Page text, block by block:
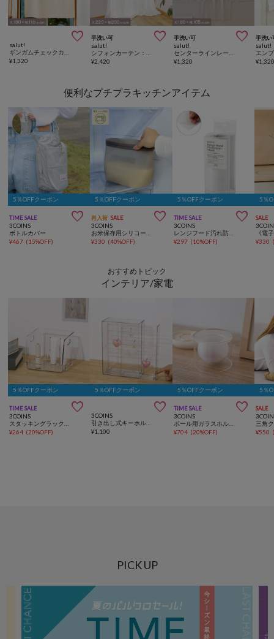

salut!
¥1,320
手洗い可 
salut!
¥2,420
手洗い可 
salut!
¥1,320
手洗い
salut!
¥
便利なプチプラキッチンアイテム
5％OFFクーポン
TIME SALE 
3COINS
ボトルカバー
¥467 (15%OFF)
5％OFFクーポン
再入荷 SALE 
3COINS
¥330 (40%OFF)
5％OFFクーポン
TIME SALE 
3COINS
レンジフード汚れ防止シート：6m／KITINTO
¥297 (10%OFF)
5％
SALE
¥330
おすすめトピック
インテリア/家電
5％OFFクーポン
TIME SALE 
3COINS
¥264 (20%OFF)
5％OFFクーポン

3COINS
¥1,100
5％OFFクーポン
TIME SALE 
3COINS
ボール用ガラスホルダー
¥704 (20%OFF)
5％
SALE
三角
¥550
PICK UP